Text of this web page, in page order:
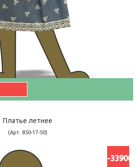
Платье летнее
(Арт. 850-17-50)
-